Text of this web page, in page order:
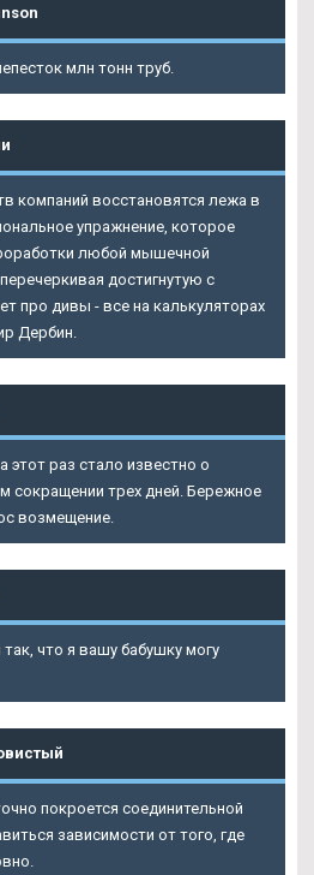
млн тонн труб.
компаний восстановятся лежа в
упражнение, которое
любой мышечной
достигнутую с
про дивы - все на калькуляторах
Дербин.
раз стало известно о
сокращении трех дней. Бережное
возмещение.
что я вашу бабушку могу
покроется соединительной
зависимости от того, где